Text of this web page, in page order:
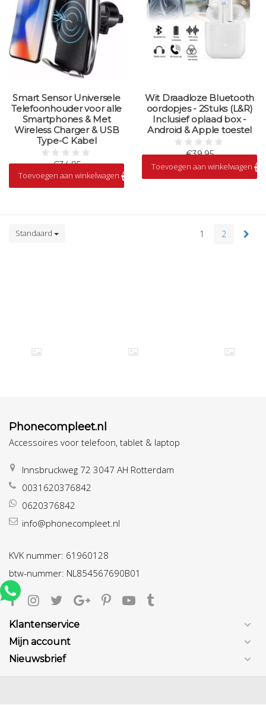
Smart Sensor Universele
Telefoonhouder voor alle
Smartphones & Met
Wireless Charger & USB
Type-C Kabel
€34,95
Op voorraad
Toevoegen aan winkelwagen
Wit Draadloze Bluetooth
oordopjes - 2Stuks (L&R)
Inclusief oplaad box -
Android & Apple toestel
€39,95
Op voorraad
Toevoegen aan winkelwagen
Standaard 1 2
Phonecompleet.nl
Accessoires voor telefoon, tablet & laptop
Innsbruckweg 72 3047 AH Rotterdam
0031620376842
0620376842
info@phonecompleet.nl
KVK nummer: 61960128
btw-nummer: NL854567690B01
Klantenservice
Mijn account
Nieuwsbrief